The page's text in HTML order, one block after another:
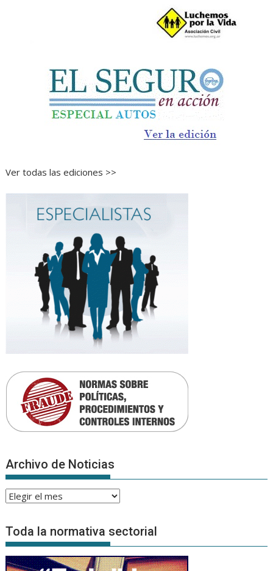
Ver todas las ediciones >>
Archivo de Noticias
Archivo
Noticias
Toda la normativa sectorial